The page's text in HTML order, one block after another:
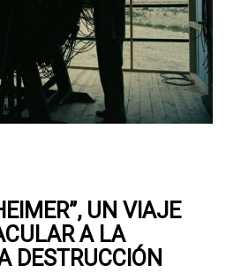
UN VIAJE
A LA
DESTRUCCIÓN